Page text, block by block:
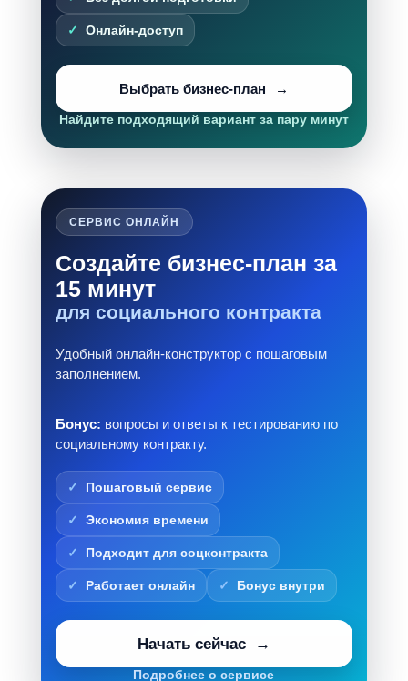
Онлайн-доступ
Выбрать бизнес-план
Найдите подходящий вариант за пару минут
СЕРВИС ОНЛАЙН
Создайте бизнес-план за
15 минут
для социального контракта
Удобный онлайн-конструктор с пошаговым
заполнением.
Бонус: вопросы и ответы к тестированию по
социальному контракту.
Пошаговый сервис
Экономия времени
Подходит для соцконтракта
Работает онлайн Бонус внутри
Начать сейчас
Подробнее о сервисе